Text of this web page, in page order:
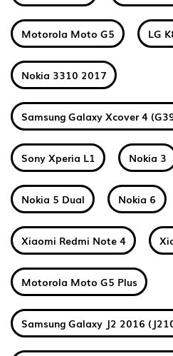
Motorola Moto G5 LG
Nokia 3310 2017
Samsung Galaxy Xcover 4
Sony Xperia L1 Nokia 3
Nokia 5 Dual Nokia 6
Xiaomi Redmi Note 4
Motorola Moto G5 Plus
Samsung Galaxy J2 2016